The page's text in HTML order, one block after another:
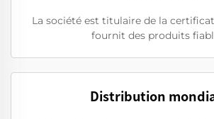
La société est titulaire de la
fournit des produits
Distribution